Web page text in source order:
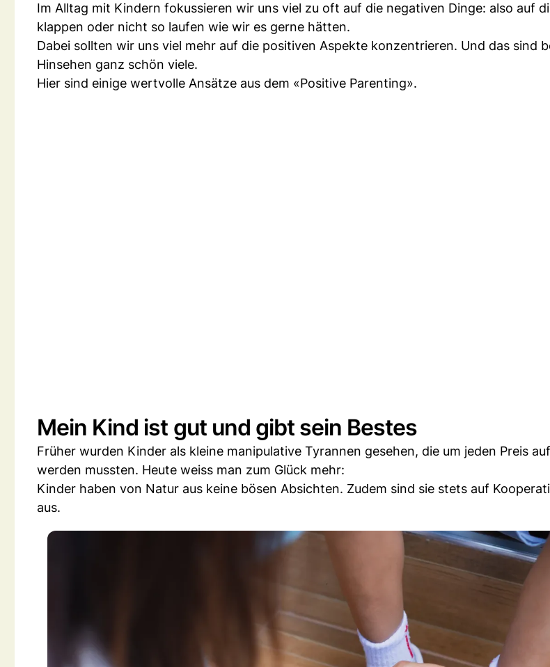
Im Alltag mit Kindern fokussieren wir uns viel zu oft auf die negativen Dinge: also auf
klappen oder nicht so laufen wie wir es gerne hätten.
Dabei sollten wir uns viel mehr auf die positiven Aspekte konzentrieren. Und das sind
Hinsehen ganz schön viele.
Hier sind einige wertvolle Ansätze aus dem «Positive Parenting».
Mein Kind ist gut und gibt sein Bestes
Früher wurden Kinder als kleine manipulative Tyrannen gesehen, die um jeden Preis
werden mussten. Heute weiss man zum Glück mehr:
Kinder haben von Natur aus keine bösen Absichten. Zudem sind sie stets auf
aus.